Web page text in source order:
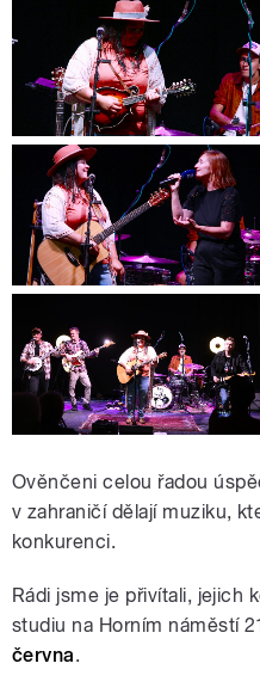
Ověnčeni celou řadou
v zahraničí dělají muziku,
konkurenci.
Rádi jsme je přivítali, jejich
studiu na Horním náměstí
června.